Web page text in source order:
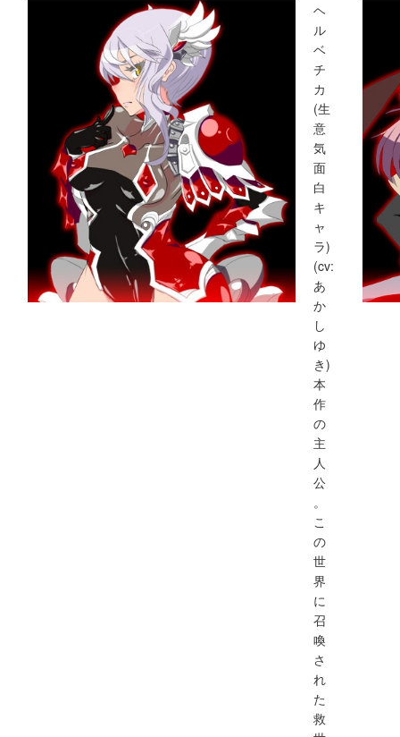
ヘ
ル
ベ
チ
カ
(生
意
気
面
白
キ
ャ
ラ)
(cv:
あ
か
し
ゆ
き)
本
作
の
主
人
公
。
こ
の
世
界
に
召
喚
さ
れ
た
救